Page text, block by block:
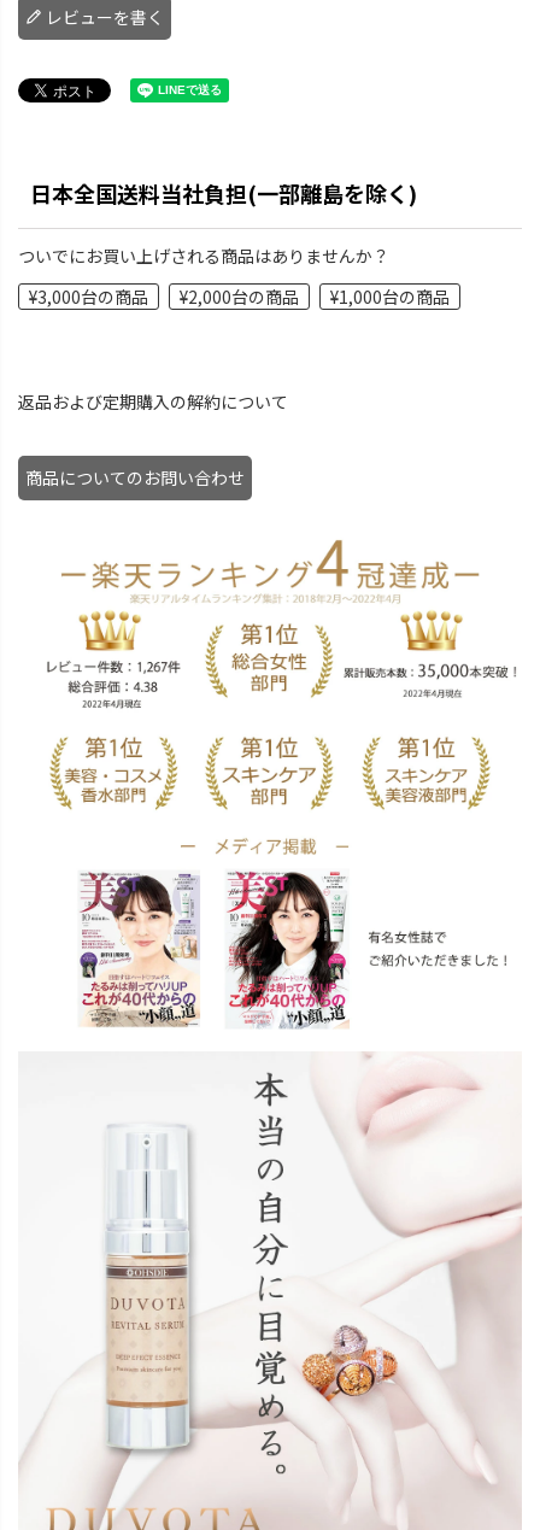
レビューを書く
日本全国送料当社負担(一部離島を除く)
ついでにお買い上げされる商品はありませんか？
¥3,000台の商品
¥2,000台の商品 ¥1,000台の商品
返品および定期購入の解約について
商品についてのお問い合わせ